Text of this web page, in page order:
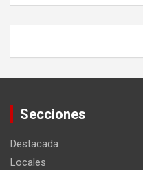
Secciones
Destacada
Locales